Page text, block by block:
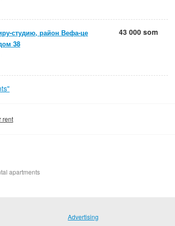
студию, район Вефа-це
38
43 000 som
rent
apartments
Advertising